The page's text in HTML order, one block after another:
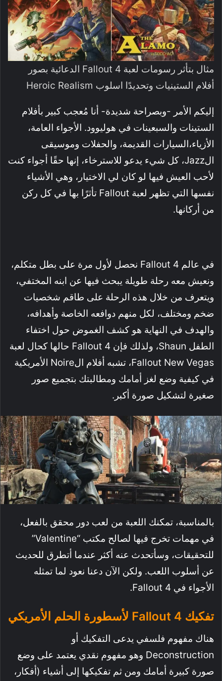
مثال بتأثر رسومات لعبة Fallout 4 الدعائية بصور
أفلام الستينيات وتحديدًا اسلوب Heroic Realism
إليكم الأمر -وبصراحة شديدة- أنا مُعجب كبير بأفلام
الستينات والسبعينات في هوليوود. الأجواء العامة،
الأزياء،السيارات القديمة، والحفلات وموسيقى
الJazz، كل شيء يدعو للاسترخاء، إنها حقًا أجواء كنت
لأحب العيش فيها لو كان لي الاختيار، وهي الأشياء
نفسها التي تظهر لعبة Fallout تأثرًا بها في كل ركن
من أركانها.
في عالم Fallout 4 نحصل لأول مرة على بطل متكلم،
ونعيش معه رحلة طويلة يبحث فيها عن ابنه المختفي،
ويتعرف من خلال هذه الرحلة على طاقم شخصيات
ضخم ومختلف، لكل منهم دوافعه الخاصة وأهدافه،
والهدف في النهاية هو كشف الغموض حول اختفاء
الطفل Shaun، ولذلك فإن Fallout 4 حالها كحال لعبة
Fallout New Vegas، تشبه أفلام الNoire الأمريكية
في كيفية وضع لغز أمامك ومطالبتك بتجميع صور
صغيرة لتشكيل صورة أكبر.
بالمناسبة، تمكنك اللعبة من لعب دور محقق بالفعل،
في مهمات تخرج فيها لصالح مكتب “Valentine”
للتحقيقات، وسأتحدث عنه أكثر عندما أتطرق للحديث
عن أسلوب اللعب. ولكن الآن دعنا نعود لما تمثله
الأجواء في Fallout 4.
تفكيك Fallout 4 لأسطورة الحلم الأمريكي
هناك مفهوم فلسفي يدعى التفكيك أو
Deconstruction وهو مفهوم نقدي يعتمد على وضع
صورة كبيرة أمامك ومن ثم تفكيكها إلى أشياء (أفكار،